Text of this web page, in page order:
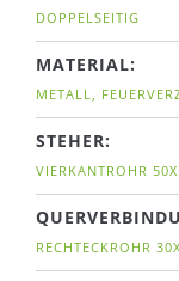
DOPPELSEITIG
MATERIAL:
METALL,
STEHER:
VIERKANTROHR
RECHTECKROHR